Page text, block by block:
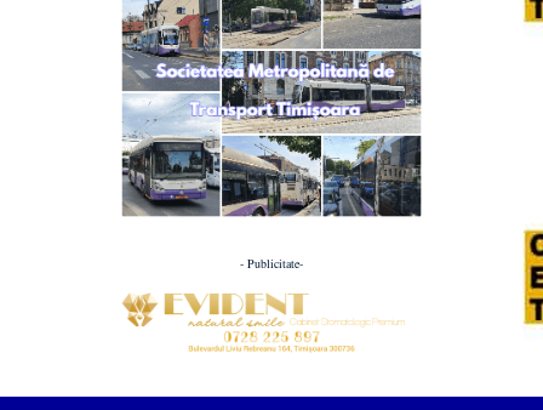
- Publicitate-